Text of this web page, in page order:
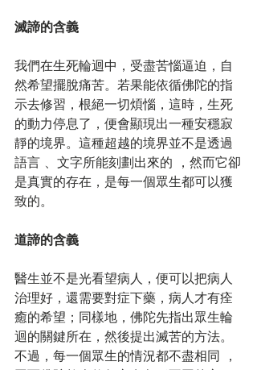
滅諦的含義
我們在生死輪迴中，受盡苦惱逼迫，自
然希望擺脫痛苦。若果能依循佛陀的指
示去修習，根絕一切煩惱，這時，生死
的動力停息了，便會顯現出一種安穩寂
靜的境界。這種超越的境界並不是透過
語言 、文字所能刻劃出來的 ，然而它卻
是真實的存在，是每一個眾生都可以獲
致的。
道諦的含義
醫生並不是光看望病人，便可以把病人
治理好，還需要對症下藥，病人才有痊
癒的希望；同樣地，佛陀先指出眾生輪
迴的關鍵所在，然後提出滅苦的方法。
不過，每一個眾生的情況都不盡相同 ，